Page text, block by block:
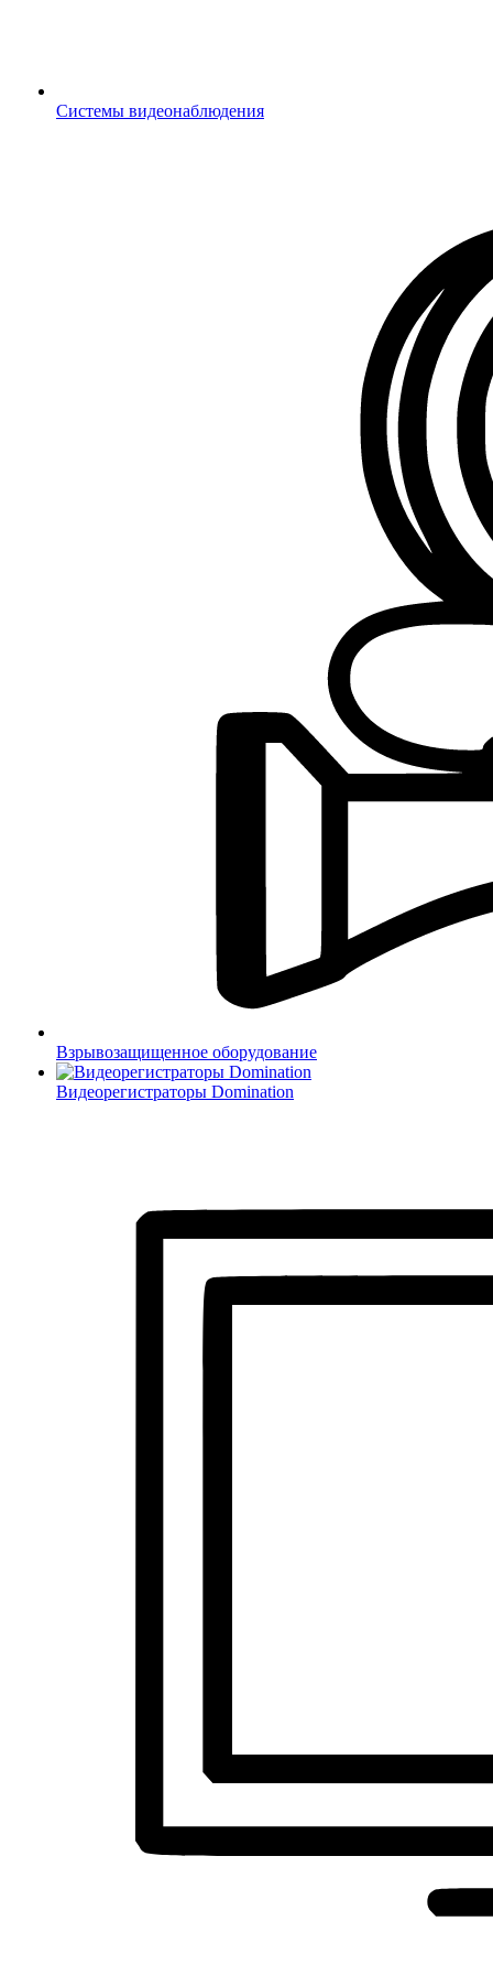
Системы видеонаблюдения
Взрывозащищенное оборудование
Видеорегистраторы Domination